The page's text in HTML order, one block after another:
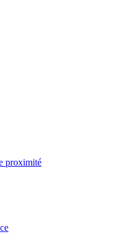
proximité